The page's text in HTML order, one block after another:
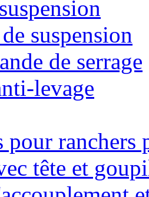
suspension
de serrage
levage
pour ranchers
tête et